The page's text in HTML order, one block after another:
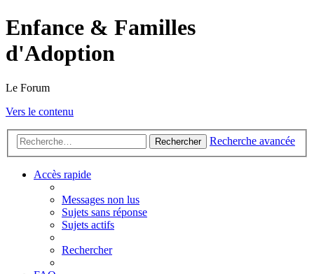
Enfance & Familles
d'Adoption
Le Forum
Vers le contenu
Rechercher Recherche avancée
Accès rapide
Messages non lus
Sujets sans réponse
Sujets actifs
Rechercher